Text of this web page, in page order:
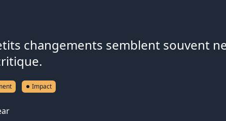
changements semblent souvent
Impact